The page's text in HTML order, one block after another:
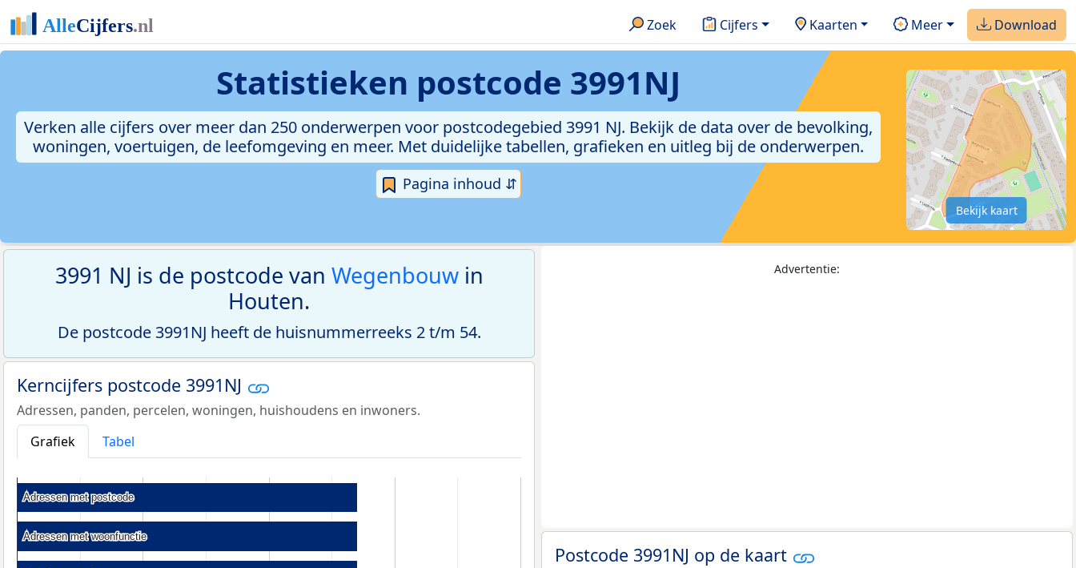
Zoek Cijfers Kaarten Meer Download
Statistieken postcode 3991NJ
Verken alle cijfers over meer dan 250 onderwerpen voor postcodegebied 3991 NJ. Bekijk de data over de bevolking,
woningen, voertuigen, de leefomgeving en meer. Met duidelijke tabellen, grafieken en uitleg bij de onderwerpen.
Pagina inhoud ⇵
Bekijk kaart
3991 NJ is de postcode van Wegenbouwin
Houten.
De postcode 3991NJ heeft de huisnummerreeks 2 t/m 54.
Kerncijfers postcode 3991NJ
Adressen, panden, percelen, woningen, huishoudens en inwoners.
Grafiek
Tabel
Adressen met postcode
Adressen met postcode
Adressen met woonfunctie
Adressen met woonfunctie
Advertentie:
Postcode 3991NJ op de kaart